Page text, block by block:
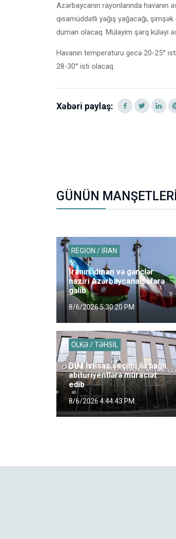
Azərbaycanın rayonlarında
qısamüddətli yağış yağacağı,
duman olacaq. Mülayim şərq küləyi
Havanın temperaturu gecə 20-25°
28-30° isti olacaq.
Xəbəri paylaş:
GÜNÜN MANŞETLERİ
REGİON / İRAN
İranın idman və gənclər
naziri Azərbaycana səfərə
gəlib
8/6/2026 5:30:20 PM
ÖLKƏ / TƏHSİL
DİM İxtisas seçimi ilə bağlı
abituriyentlərə müraciət
edib
8/6/2026 4:44:43 PM